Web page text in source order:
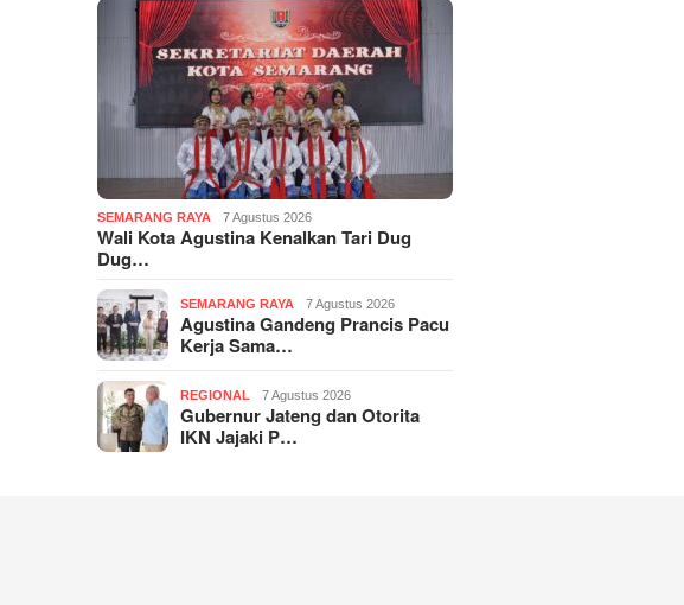
SEMARANG RAYA 7 Agustus 2026
Wali Kota Agustina Kenalkan Tari Dug
Dug…
SEMARANG RAYA 7 Agustus 2026
Agustina Gandeng Prancis Pacu
Kerja Sama…
REGIONAL 7 Agustus 2026
Gubernur Jateng dan Otorita
IKN Jajaki P…